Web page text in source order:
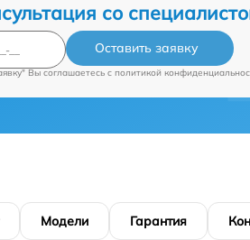
со
Оставить заявку
Вы соглашаетесь c политикой
Модели Гарантия